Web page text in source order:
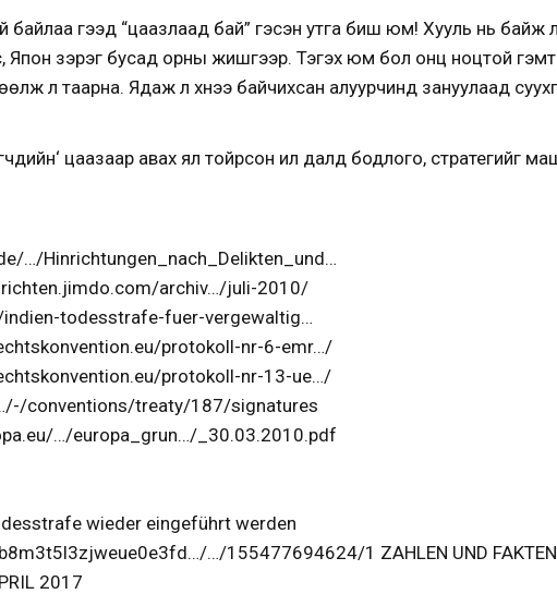
байлаа гээд “цаазлаад бай” гэсэн утга биш юм! Хууль нь байж
зэрэг бусад орны жишгээр. Тэгэх юм бол онц ноцтой гэмт
л таарна. Ядаж л хүнээ байчихсан алуурчинд зануулаад
цаазаар авах ял тойрсон ил далд бодлого, стратегийг
…/Hinrichtungen_nach_Delikten_und…
archiv…/juli-2010/
todesstrafe-fuer-vergewaltig…
protokoll-nr-6-emr…/
protokoll-nr-13-ue…/
conventions/treaty/187/signatures
…/europa_grun…/_30.03.2010.pdf
wieder eingeführt werden
…/155477694624/1 ZAHLEN UND FAKTEN
2017